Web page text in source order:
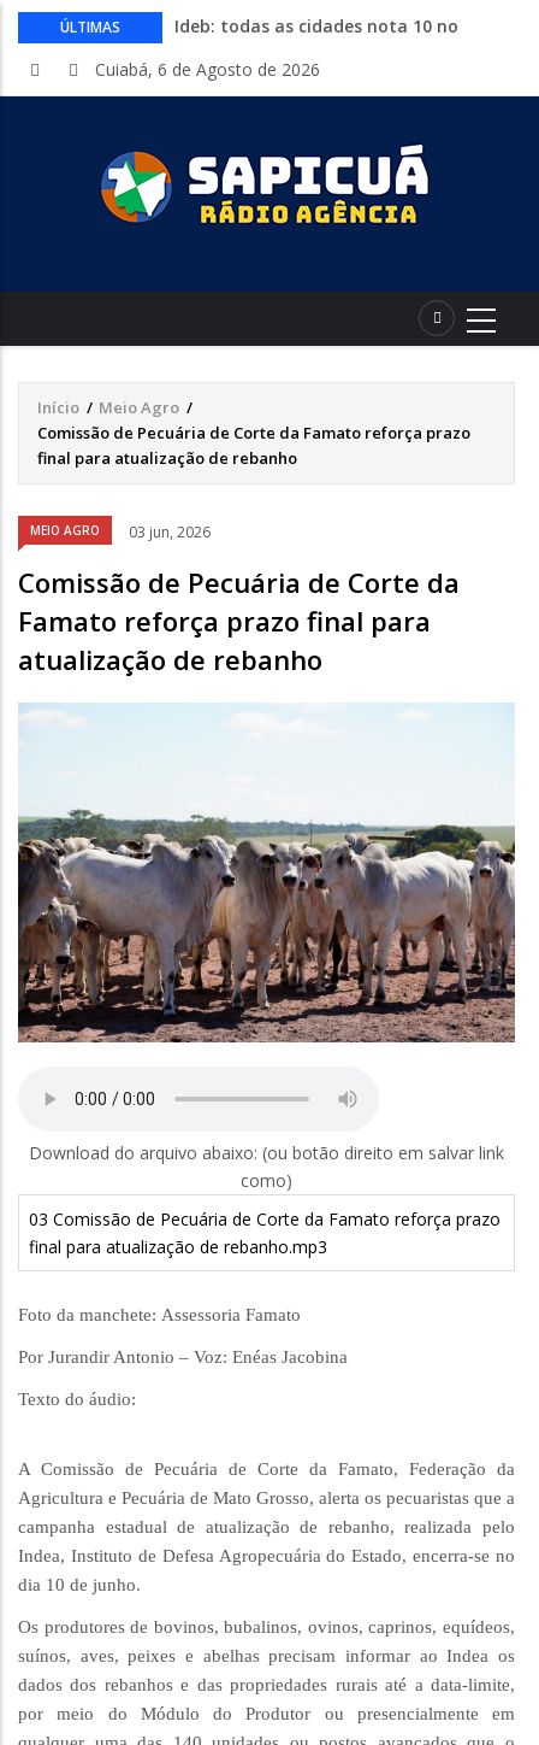
ÚLTIMAS
Ideb: todas as cidades nota 10 no
Conheça 16 profissões que devem crescer
sábado a Expolucas em Lucas do Rio
Verde
Proposta que altera regras para piso
com shows, rodeio e parque de diversões
Cuiabá, 6 de Agosto de 2026
Trilha
de
Início / Meio Agro /
Comissão de Pecuária de Corte da Famato reforça prazo
final para atualização de rebanho
MEIO AGRO 03 jun, 2026
Comissão de Pecuária de Corte da
Famato reforça prazo final para
atualização de rebanho
Áudio
Download do arquivo abaixo: (ou botão direito em salvar link
como)
03 Comissão de Pecuária de Corte da Famato reforça prazo
final para atualização de rebanho.mp3
Foto da manchete: Assessoria Famato
Por Jurandir Antonio – Voz: Enéas Jacobina
Texto do áudio:
A Comissão de Pecuária de Corte da Famato, Federação da
Agricultura e Pecuária de Mato Grosso, alerta os pecuaristas que a
campanha estadual de atualização de rebanho, realizada pelo
Indea, Instituto de Defesa Agropecuária do Estado, encerra-se no
dia 10 de junho.
Os produtores de bovinos, bubalinos, ovinos, caprinos, equídeos,
suínos, aves, peixes e abelhas precisam informar ao Indea os
dados dos rebanhos e das propriedades rurais até a data-limite,
por meio do Módulo do Produtor ou presencialmente em